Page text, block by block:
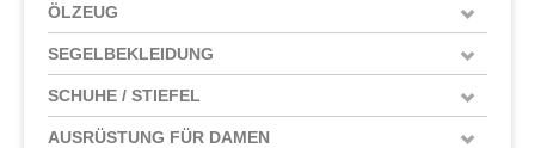
ÖLZEUG
SEGELBEKLEIDUNG
SCHUHE / STIEFEL
AUSRÜSTUNG FÜR DAMEN